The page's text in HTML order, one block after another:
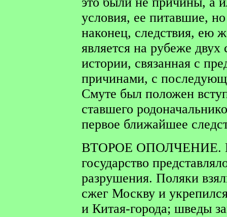
условия, ее питавшие,
наконец, следствия, ею
является на рубеже
истории, связанная с
причинами, с
Смуте был положен
ставшего
первое ближайшее
ВТОРОЕ ОПОЛЧЕНИЕ.
государство
разрушения. Поляки
сжег Москву и
и Китая-города; шведы